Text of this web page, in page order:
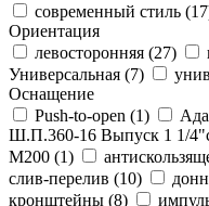
современный стиль (17
Ориентация
левосторонняя (27)
Универсальная (7)
Оснащение
Push-to-open (1)
Ш.П.360-16 Выпуск 1 1/
М200 (1)
слив-перелив (10)
кронштейны (8)